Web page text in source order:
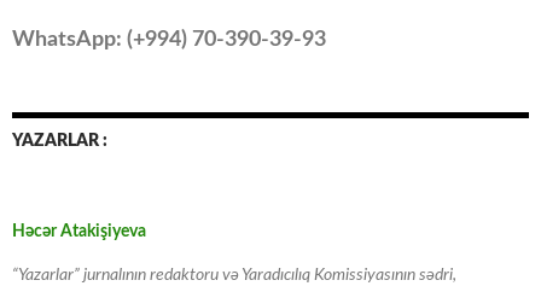
WhatsApp: (+994) 70-390-39-93
YAZARLAR :
Həcər Atakişiyeva
“Yazarlar” jurnalının redaktoru və Yaradıcılıq Komissiyasının sədri,